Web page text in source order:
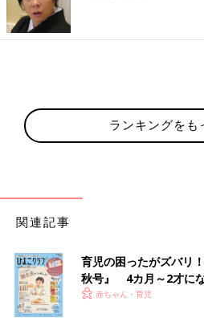
ランキングをも
関連記事
育児の困ったがズバリ
秋号』 4カ月～2才に
いっぱい！
赤ちゃん・育児